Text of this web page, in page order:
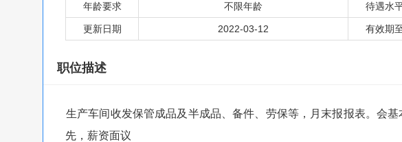
年龄要求 不限年龄 待遇水
更新日期 2022-03-12 有效期
职位描述
生产车间收发保管成品及半成品、备件、劳保等，月末报报表。会
先，薪资面议